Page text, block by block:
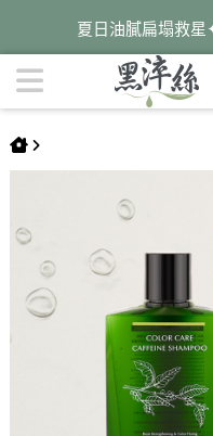
【序號:洗護首購優惠】
羞草)320ml/瓶(效期
夏日油膩扁塌救
遠離油癢雪花